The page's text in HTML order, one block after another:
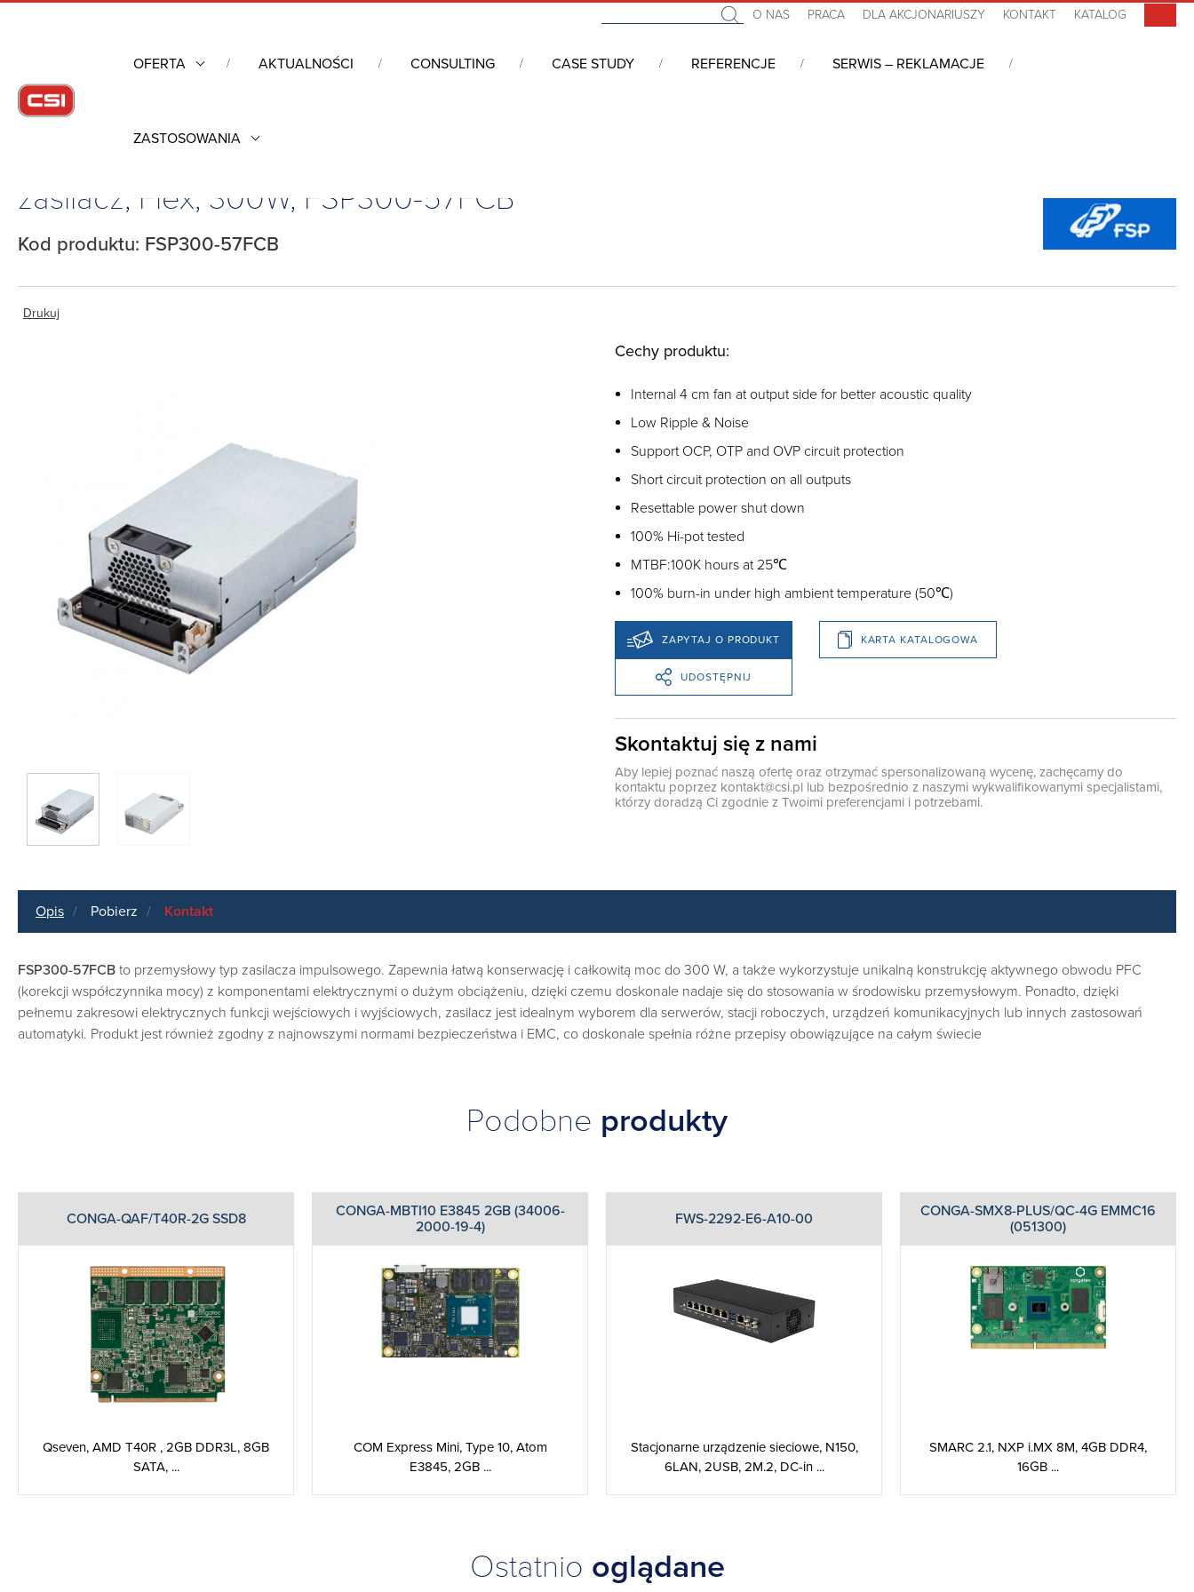
O NAS PRACA DLA AKCJONARIUSZY KONTAKT KATALOG
OFERTA AKTUALNOŚCI CONSULTING CASE STUDY REFERENCJE SERWIS – REKLAMACJE
ZASTOSOWANIA
Komputery przemysłowe
zasilacz, Flex, 300W, FSP300-57FCB
Kod produktu: FSP300-57FCB
Drukuj
Cechy produktu:
Internal 4 cm fan at output side for better acoustic quality
Low Ripple & Noise
Support OCP, OTP and OVP circuit protection
Short circuit protection on all outputs
Resettable power shut down
100% Hi-pot tested
MTBF:100K hours at 25℃
100% burn-in under high ambient temperature (50℃)
ZAPYTAJ O PRODUKT KARTA KATALOGOWA
UDOSTĘPNIJ
Skontaktuj się z nami
Aby lepiej poznać naszą ofertę oraz otrzymać spersonalizowaną wycenę, zachęcamy do
kontaktu poprzez kontakt@csi.pl lub bezpośrednio z naszymi wykwalifikowanymi specjalistami,
którzy doradzą Ci zgodnie z Twoimi preferencjami i potrzebami.
Opis Pobierz Kontakt
FSP300-57FCB to przemysłowy typ zasilacza impulsowego. Zapewnia łatwą konserwację i całkowitą moc do 300 W, a także wykorzystuje unikalną konstrukcję aktywnego obwodu PFC
(korekcji współczynnika mocy) z komponentami elektrycznymi o dużym obciążeniu, dzięki czemu doskonale nadaje się do stosowania w środowisku przemysłowym. Ponadto, dzięki
pełnemu zakresowi elektrycznych funkcji wejściowych i wyjściowych, zasilacz jest idealnym wyborem dla serwerów, stacji roboczych, urządzeń komunikacyjnych lub innych zastosowań
automatyki. Produkt jest również zgodny z najnowszymi normami bezpieczeństwa i EMC, co doskonale spełnia różne przepisy obowiązujące na całym świecie
Podobne produkty
CONGA-QAF/T40R-2G SSD8
Qseven, AMD T40R , 2GB DDR3L, 8GB
SATA, ...
CONGA-MBTI10 E3845 2GB (34006-
2000-19-4)
COM Express Mini, Type 10, Atom
E3845, 2GB ...
FWS-2292-E6-A10-00
Stacjonarne urządzenie sieciowe, N150,
6LAN, 2USB, 2M.2, DC-in ...
CONGA-SMX8-PLUS/QC-4G EMMC16
(051300)
SMARC 2.1, NXP i.MX 8M, 4GB DDR4,
16GB ...
Ostatnio oglądane